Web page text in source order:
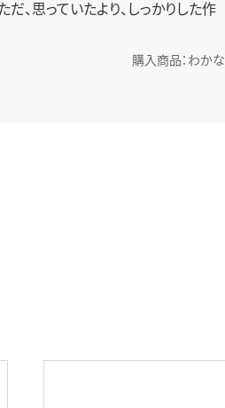
、思っていたより、しっかりした作
購入商品：わかな